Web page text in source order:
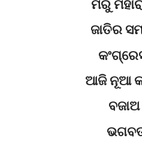
ମରୁ
ଜାତିର
ଆଜି ନୂଆ
ବଜାଅ